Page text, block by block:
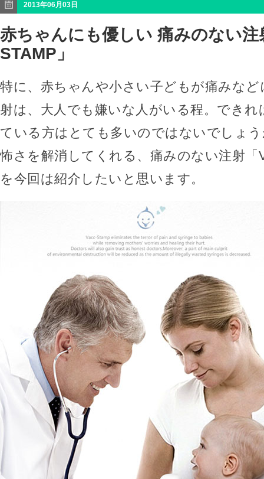
2013年06月03日
赤ちゃんにも優しい 痛みのない注
STAMP」
特に、赤ちゃんや小さい子どもが痛みな
射は、大人でも嫌いな人がいる程。でき
ている方はとても多いのではないでしょ
怖さを解消してくれる、痛みのない注射「
を今回は紹介したいと思います。